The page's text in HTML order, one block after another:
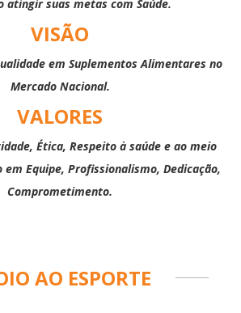
atingir suas metas com Saúde.
VISÃO
em Suplementos Alimentares no
Mercado Nacional.
VALORES
Ética, Respeito à saúde e ao meio
Equipe, Profissionalismo, Dedicação,
Comprometimento.
AO ESPORTE